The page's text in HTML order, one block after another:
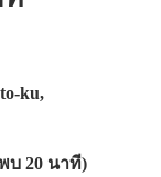
ku,
บ 20 นาที)